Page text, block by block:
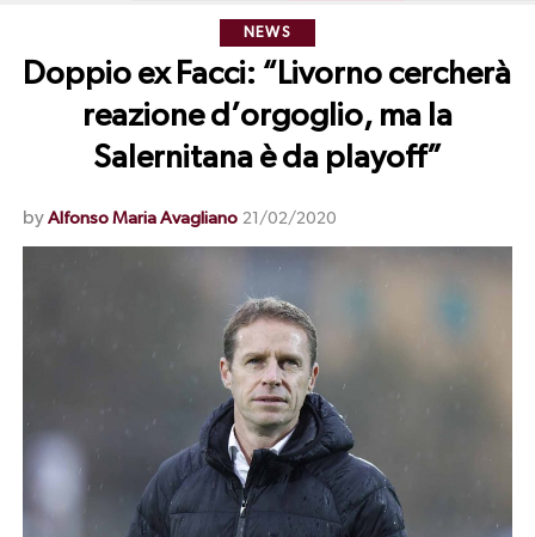
NEWS
Doppio ex Facci: “Livorno cercherà
reazione d’orgoglio, ma la
Salernitana è da playoff”
by Alfonso Maria Avagliano 21/02/2020